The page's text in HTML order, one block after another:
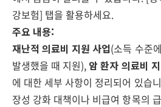
강보험] 탭을 활용하세요.
주요 내용:
재난적 의료비 지원 사업(소득 수준
발생했을 때 지원), 암 환자 의료비
에 대한 세부 사항이 정리되어 있습
장성 강화 대책이나 비급여 항목의